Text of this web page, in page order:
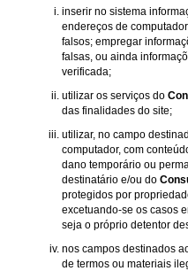
inserir no sistema
endereços de
falsos; empregar
falsas, ou ainda
verificada;
utilizar os serviços do
das finalidades do site;
utilizar, no campo
computador, com
dano temporário ou
destinatário e/ou do
protegidos por
excetuando-se os casos
seja o próprio detentor
nos campos destinados
de termos ou materiais